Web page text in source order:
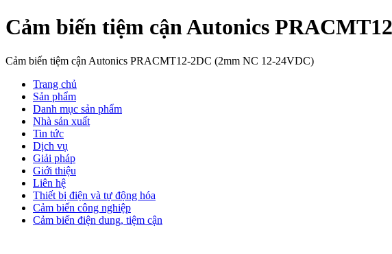
Cảm biến tiệm cận Autonics
Cảm biến tiệm cận Autonics PRACMT12-2DC (2mm NC 12-24VDC)
Trang chủ
Sản phẩm
Danh mục sản phẩm
Nhà sản xuất
Tin tức
Dịch vụ
Giải pháp
Giới thiệu
Liên hệ
Thiết bị điện và tự động hóa
Cảm biến công nghiệp
Cảm biến điện dung, tiệm cận